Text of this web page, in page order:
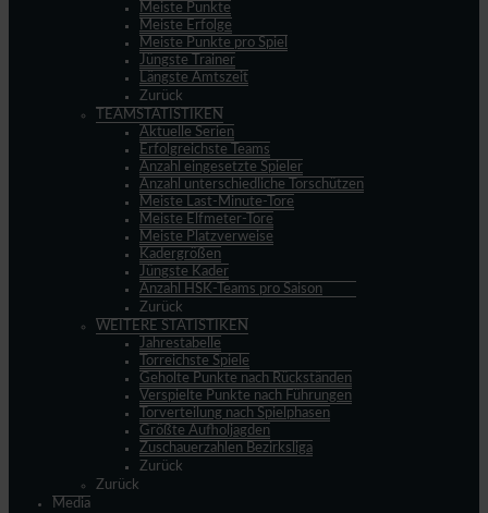
Meiste Punkte
Meiste Erfolge
Meiste Punkte pro Spiel
Jüngste Trainer
Längste Amtszeit
Zurück
TEAMSTATISTIKEN
Aktuelle Serien
Erfolgreichste Teams
Anzahl eingesetzte Spieler
Anzahl unterschiedliche Torschützen
Meiste Last-Minute-Tore
Meiste Elfmeter-Tore
Meiste Platzverweise
Kadergrößen
Jüngste Kader
Anzahl HSK-Teams pro Saison
Zurück
WEITERE STATISTIKEN
Jahrestabelle
Torreichste Spiele
Geholte Punkte nach Rückständen
Verspielte Punkte nach Führungen
Torverteilung nach Spielphasen
Größte Aufholjagden
Zuschauerzahlen Bezirksliga
Zurück
Zurück
Media